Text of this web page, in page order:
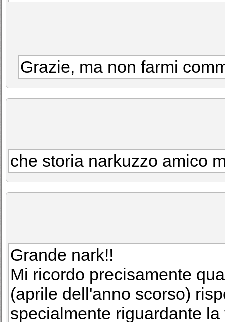
Grazie, ma non farmi
che storia narkuzzo amico
Grande nark!!
Mi ricordo precisamente
(aprile dell'anno scorso)
specialmente riguardante